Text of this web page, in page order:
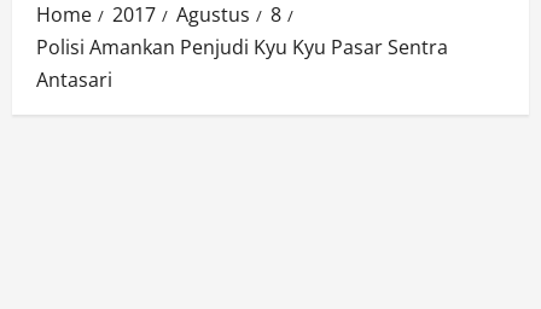
Home 2017 Agustus
8
Polisi Amankan Penjudi Kyu Kyu Pasar Sentra
Antasari